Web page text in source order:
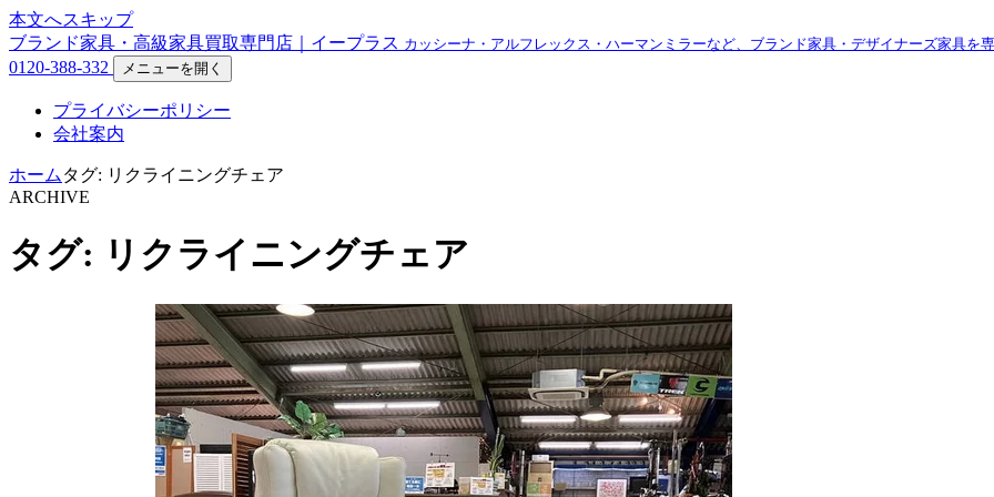
本文へスキップ
ブランド家具・高級家具買取専門店｜イープラス カッシーナ・アルフレックス・ハーマンミラーなど、ブランド家具・デザイナーズ家具を
0120-388-332 メニューを開く
プライバシーポリシー
会社案内
ホーム タグ: リクライニングチェア
ARCHIVE
タグ: リクライニングチェア